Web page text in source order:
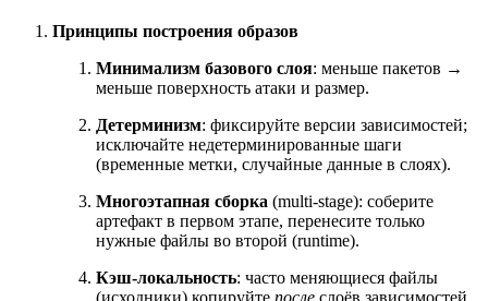
Принципы построения образов
Минимализм базового слоя: меньше пакетов →
меньше поверхность атаки и размер.
Детерминизм: фиксируйте версии зависимостей;
исключайте недетерминированные шаги
(временные метки, случайные данные в слоях).
Многоэтапная сборка (multi-stage): соберите
артефакт в первом этапе, перенесите только
нужные файлы во второй (runtime).
Кэш-локальность: часто меняющиеся файлы
(исходники) копируйте после слоёв зависимостей.